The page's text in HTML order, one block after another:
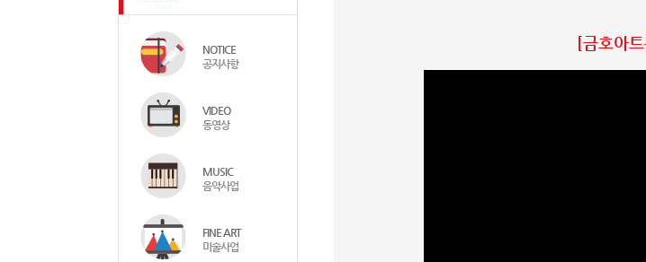
NOTICE
공지사항
VIDEO
동영상
MUSIC
음악사업
FINE ART
미술사업
[금호아